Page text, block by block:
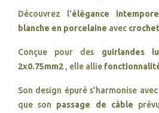
Découvrez l'élégance
blanche en porcelaine avec
Conçue pour des guirlandes
2x0.75mm2 , elle allie
Son design épuré s'harmonise
que son passage de câble